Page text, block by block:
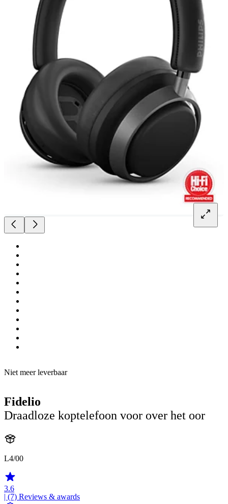
Niet meer leverbaar
Fidelio
Draadloze koptelefoon voor over het oor
L4/00
3.6
| (7) Reviews & awards